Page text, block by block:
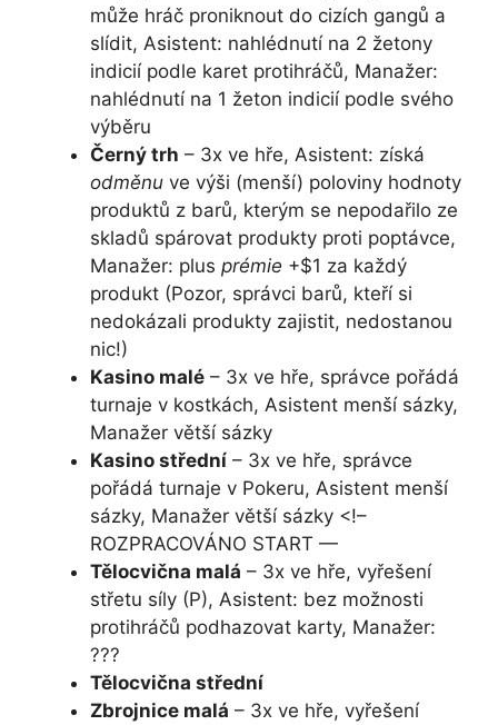
může hráč proniknout do cizích gangů a
slídit, Asistent: nahlédnutí na 2 žetony
indicií podle karet protihráčů, Manažer:
nahlédnutí na 1 žeton indicií podle svého
výběru
Černý trh – 3x ve hře, Asistent: získá
odměnu ve výši (menší) poloviny hodnoty
produktů z barů, kterým se nepodařilo ze
skladů spárovat produkty proti poptávce,
Manažer: plus prémie +$1 za každý
produkt (Pozor, správci barů, kteří si
nedokázali produkty zajistit, nedostanou
nic!)
Kasino malé – 3x ve hře, správce pořádá
turnaje v kostkách, Asistent menší sázky,
Manažer větší sázky
Kasino střední – 3x ve hře, správce
pořádá turnaje v Pokeru, Asistent menší
sázky, Manažer větší sázky <!–
ROZPRACOVÁNO START —
Tělocvična malá – 3x ve hře, vyřešení
střetu síly (P), Asistent: bez možnosti
protihráčů podhazovat karty, Manažer:
???
Tělocvična střední
Zbrojnice malá – 3x ve hře, vyřešení